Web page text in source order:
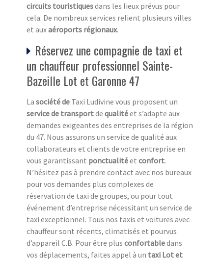
circuits touristiquesdans les lieux prévus pour
cela. De nombreux services relient plusieurs villes
et auxaéroports régionaux.
Réservez une compagnie de taxi et
un chauffeur professionnel Sainte-
Bazeille Lot et Garonne 47
La société de Taxi Ludivine vous proposent un
service de transportde qualitéet s’adapte aux
demandes exigeantes des entreprises de la région
du 47. Nous assurons un service de qualité aux
collaborateurs et clients de votre entreprise en
vous garantissant ponctualitéet confort.
N’hésitez pas à prendre contact avec nos bureaux
pour vos demandes plus complexes de
réservation de taxi de groupes, ou pour tout
événement d’entreprise nécessitant un service de
taxi exceptionnel. Tous nos taxis et voitures avec
chauffeur sont récents, climatisés et pourvus
d’appareil C.B. Pour être plus confortabledans
vos déplacements, faites appel à un taxi Lot et